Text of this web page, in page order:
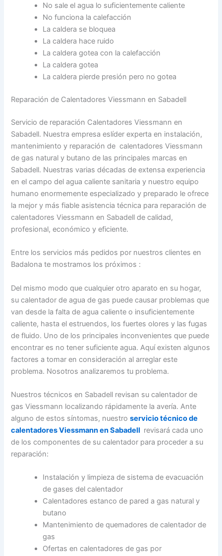
No sale el agua lo suficientemente caliente
No funciona la calefacción
La caldera se bloquea
La caldera hace ruido
La caldera gotea con la calefacción
La caldera gotea
La caldera pierde presión pero no gotea
Reparación de Calentadores Viessmann en Sabadell
Servicio de reparación Calentadores Viessmann en
Sabadell. Nuestra empresa eslíder experta en instalación,
mantenimiento y reparación de calentadores Viessmann
de gas natural y butano de las principales marcas en
Sabadell. Nuestras varias décadas de extensa experiencia
en el campo del agua caliente sanitaria y nuestro equipo
humano enormemente especializado y preparado le ofrece
la mejor y más fiable asistencia técnica para reparación de
calentadores Viessmann en Sabadell de calidad,
profesional, económico y eficiente.
Entre los servicios más pedidos por nuestros clientes en
Badalona te mostramos los próximos :
Del mismo modo que cualquier otro aparato en su hogar,
su calentador de agua de gas puede causar problemas que
van desde la falta de agua caliente o insuficientemente
caliente, hasta el estruendos, los fuertes olores y las fugas
de fluido. Uno de los principales inconvenientes que puede
encontrar es no tener suficiente agua. Aquí existen algunos
factores a tomar en consideración al arreglar este
problema. Nosotros analizaremos tu problema.
Nuestros técnicos en Sabadell revisan su calentador de
gas Viessmann localizando rápidamente la avería. Ante
alguno de estos síntomas, nuestroservicio técnico de
calentadores Viessmann en Sabadell revisará cada uno
de los componentes de su calentador para proceder a su
reparación:
Instalación y limpieza de sistema de evacuación
de gases del calentador
Calentadores estanco de pared a gas natural y
butano
Mantenimiento de quemadores de calentador de
gas
Ofertas en calentadores de gas por